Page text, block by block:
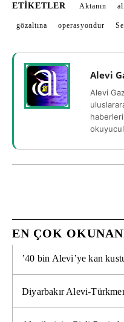
ETIKETLER Aktanın
gözaltına operasyondur
Alevi
Alevi
haberleri
EN ÇOK
’40 bin Alevi’ye kan
Diyarbakır Alevi-